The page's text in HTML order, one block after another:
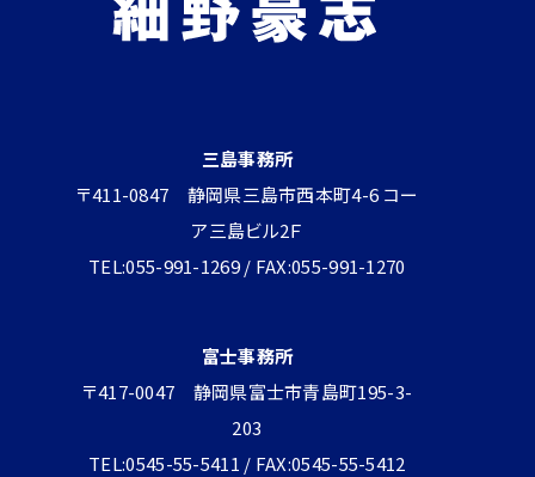
三島事務所
〒411-0847 静岡県三島市西本町4-6 コー
ア三島ビル2Ｆ
TEL:055-991-1269 / FAX:055-991-1270
富士事務所
〒417-0047 静岡県富士市青島町195-3-
203
TEL:0545-55-5411 / FAX:0545-55-5412